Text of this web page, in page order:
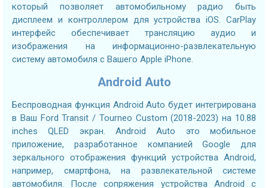
который позволяет автомобильному радио быть
дисплеем и контроллером для устройства iOS. CarPlay
интерфейс обеспечивает трансляцию аудио и
изображения на информационно-развлекательную
систему автомобиля с Вашего Apple iPhone.
Android Auto
Беспроводная функция Android Auto будет интегрирована
в Ваш Ford Transit / Tourneo Custom (2018-2023) на 10.88
inches QLED экран. Android Auto это мобильное
приложение, разработанное компанией Google для
зеркального отображения функций устройства Android,
например, смартфона, на развлекательной системе
автомобиля. После сопряжения устройства Android с